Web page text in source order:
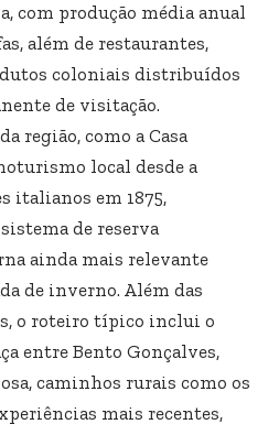
com produção média anual
além de restaurantes,
coloniais distribuídos
de visitação.
região, como a Casa
local desde a
italianos em 1875,
de reserva
ainda mais relevante
de inverno. Além das
o roteiro típico inclui o
entre Bento Gonçalves,
caminhos rurais como os
mais recentes,